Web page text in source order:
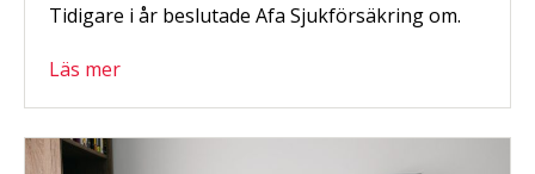
Tidigare i år beslutade Afa Sjukförsäkring om.
Läs mer